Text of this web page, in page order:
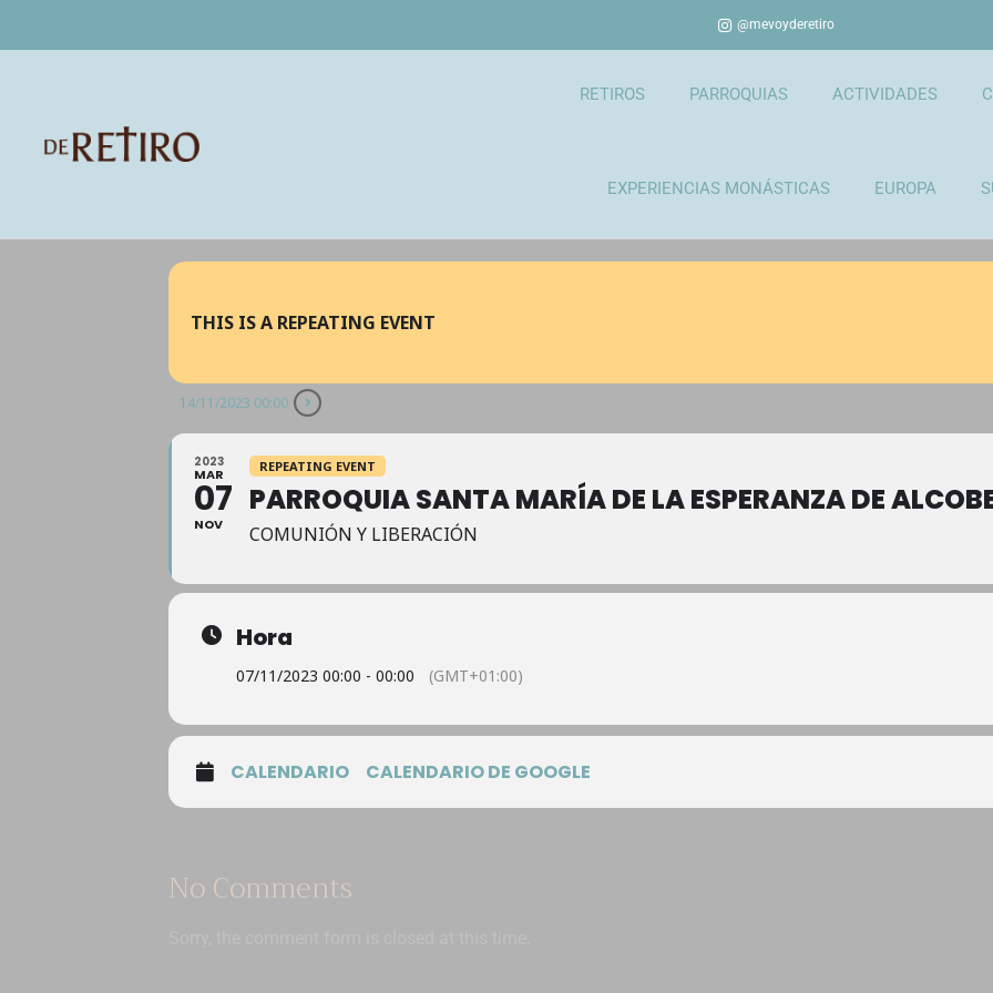
@mevoyderetiro
RETIROS PARROQUIAS ACTIVIDADES
EXPERIENCIAS MONÁSTICAS EUROPA
THIS IS A REPEATING EVENT
14/11/2023 00:00
2023
MAR
07
NOV
REPEATING EVENT
PARROQUIA SANTA MARÍA DE LA ESPERANZA DE
COMUNIÓN Y LIBERACIÓN
Hora
07/11/2023 00:00 - 00:00 (GMT+01:00)
CALENDARIO CALENDARIO DE GOOGLE
No Comments